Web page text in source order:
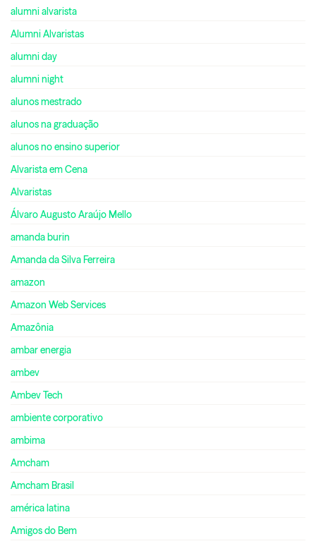
alumni alvarista
Alumni Alvaristas
alumni day
alumni night
alunos mestrado
alunos na graduação
alunos no ensino superior
Alvarista em Cena
Alvaristas
Álvaro Augusto Araújo Mello
amanda burin
Amanda da Silva Ferreira
amazon
Amazon Web Services
Amazônia
ambar energia
ambev
Ambev Tech
ambiente corporativo
ambima
Amcham
Amcham Brasil
américa latina
Amigos do Bem